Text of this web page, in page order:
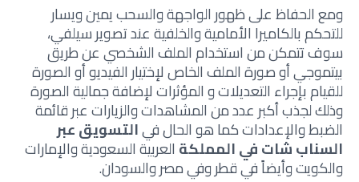
ومع الحفاظ على ظهور الواجهة والسحب يمين ويسار
للتحكم بالكاميرا الأمامية والخلفية عند تصوير سيلفي،
سوف تتمكن من استخدام الملف الشخصي عن طريق
بيتموجي أو صورة الملف الخاص لإختيار الفيديو أو الصورة
للقيام بإجراء التعديلات و المؤثرات لإضافة جمالية الصورة
وذلك لجذب أكبر عدد من المشاهدات والزيارات عبر قائمة
الضبط والإعدادات كما هو الحال فيالتسويق عبر
السناب شات في المملكة العربية السعودية والإمارات
والكويت وأيضاً في قطر وفي مصر والسودان.